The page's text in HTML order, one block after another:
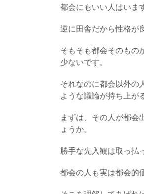
都会にもいい人はいま
逆に田舎だから性格が
そもそも都会そのもの
少ないです。
それなのに都会以外の
ような議論が持ち上が
まずは、その人が都会
ょうか。
勝手な先入観は取っ払
都会の人も実は都会的